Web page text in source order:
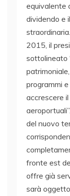
equivalente
dividendo e
2015, il
sottolineato
programmi
accrescere
del nuovo
fronte est
offre già
sarà